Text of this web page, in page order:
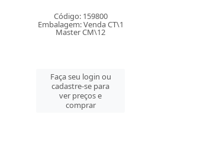
Código: 162836
Embalagem: Venda PC\1
Master CM\144
Faça seu login ou
cadastre-se para
ver preços e
comprar